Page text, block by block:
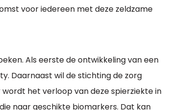
voor iedereen met deze zeldzame
Als eerste de ontwikkeling van een
Daarnaast wil de stichting de zorg
het verloop van deze spierziekte in
naar geschikte biomarkers. Dat kan